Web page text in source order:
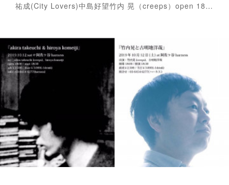
祐成(City Lovers)中島好望竹内 晃（creeps）open 18…